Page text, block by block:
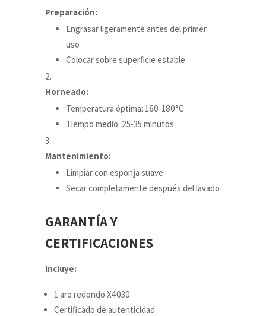
Preparación:
Engrasar ligeramente antes del primer
uso
Colocar sobre superficie estable
Horneado:
Temperatura óptima: 160-180°C
Tiempo medio: 25-35 minutos
Mantenimiento:
Limpiar con esponja suave
Secar completamente después del lavado
GARANTÍA Y
CERTIFICACIONES
Incluye:
1 aro redondo X4030
Certificado de autenticidad